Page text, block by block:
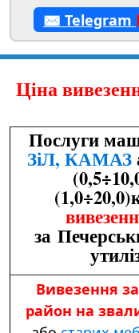
✉ Telegram
Ціна
Послуги
ЗіЛ, КАМАЗ
за
Вивезення
район на